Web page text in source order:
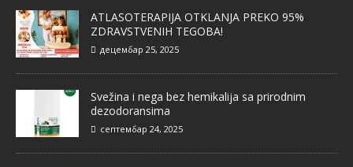
ATLASOTERAPIJA OTKLANJA PREKO 95%
ZDRAVSTVENIH TEGOBA!
децембар 25, 2025
Svežina i nega bez hemikalija sa prirodnim
dezodoransima
септембар 24, 2025